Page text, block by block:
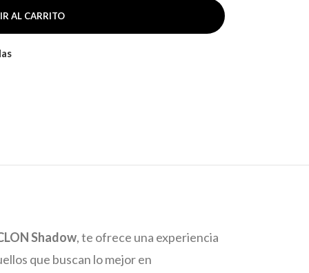
AL CARRITO
Shadow, te ofrece una experiencia
que buscan lo mejor en